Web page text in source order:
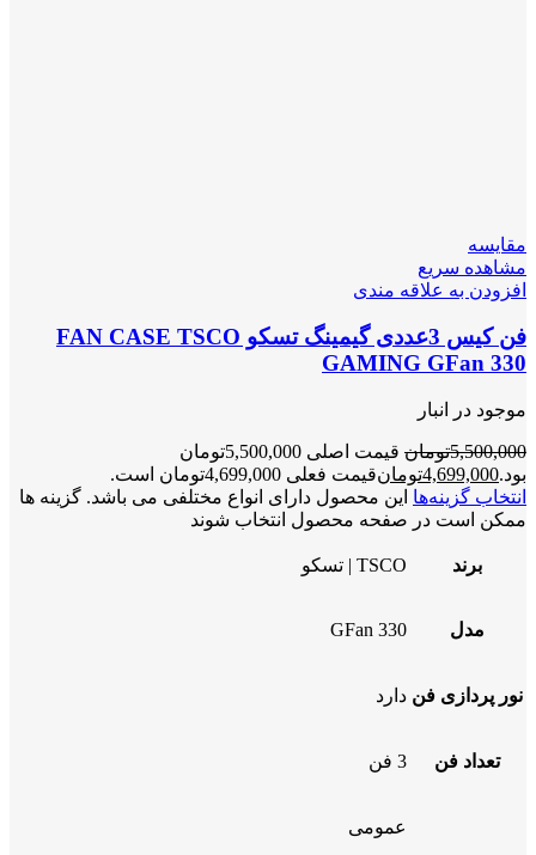
مقایسه
مشاهده سریع
افزودن به علاقه مندی
فن کیس 3عددی گیمینگ تسکو FAN CASE TSCO
GAMING GFan 330
موجود در انبار
5,500,000تومان
قیمت اصلی 5,500,000تومان
بود.4,699,000تومانقیمت فعلی 4,699,000تومان است.
انتخاب گزینه‌ها این محصول دارای انواع مختلفی می باشد. گزینه ها
ممکن است در صفحه محصول انتخاب شوند
برند TSCO | تسکو
مدل GFan 330
نور پردازی فن دارد
تعداد فن 3 فن
عمومی